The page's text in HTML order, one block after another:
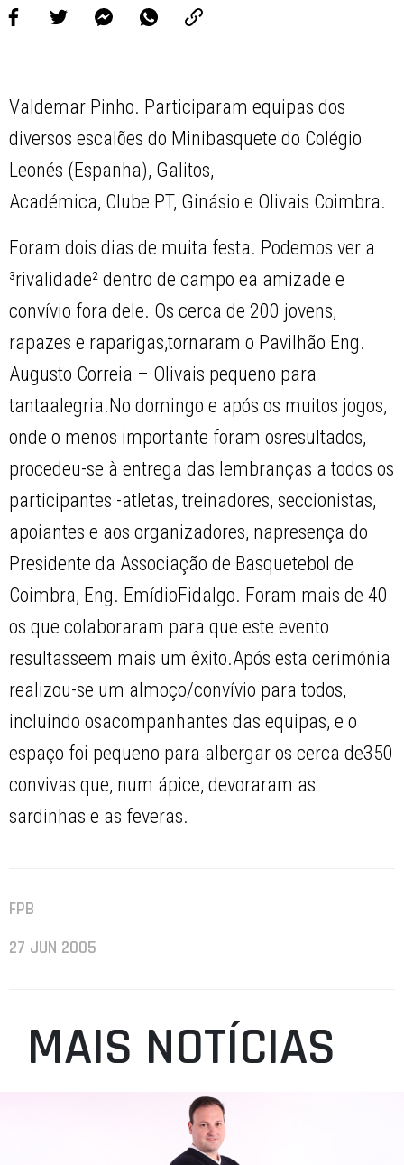
Valdemar Pinho. Participaram equipas dos
diversos escalões do Minibasquete do Colégio
Leonés (Espanha), Galitos,
Académica, Clube PT, Ginásio e Olivais Coimbra.
Foram dois dias de muita festa. Podemos ver a
³rivalidade² dentro de campo ea amizade e
convívio fora dele. Os cerca de 200 jovens,
rapazes e raparigas,tornaram o Pavilhão Eng.
Augusto Correia – Olivais pequeno para
tantaalegria.No domingo e após os muitos jogos,
onde o menos importante foram osresultados,
procedeu-se à entrega das lembranças a todos os
participantes -atletas, treinadores, seccionistas,
apoiantes e aos organizadores, napresença do
Presidente da Associação de Basquetebol de
Coimbra, Eng. EmídioFidalgo. Foram mais de 40
os que colaboraram para que este evento
resultasseem mais um êxito.Após esta cerimónia
realizou-se um almoço/convívio para todos,
incluindo osacompanhantes das equipas, e o
espaço foi pequeno para albergar os cerca de350
convivas que, num ápice, devoraram as
sardinhas e as feveras.
FPB
27 JUN 2005
MAIS NOTÍCIAS